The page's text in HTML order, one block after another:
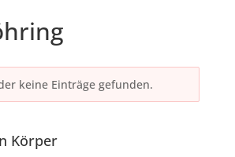
keine Einträge gefunden.
Körper